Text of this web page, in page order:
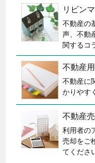
リビン
不動産の
声、不動
関するコ
不動産
不動産に
かりやす
不動産
利用者の
売却をご
てくださ